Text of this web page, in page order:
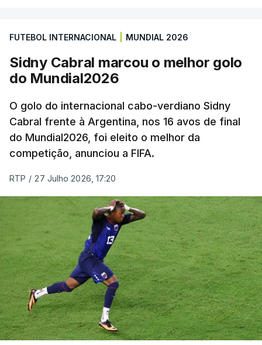
FUTEBOL INTERNACIONAL MUNDIAL 2026
Sidny Cabral marcou o melhor golo
do Mundial2026
O golo do internacional cabo-verdiano Sidny
Cabral frente à Argentina, nos 16 avos de final
do Mundial2026, foi eleito o melhor da
competição, anunciou a FIFA.
RTP / 27 Julho 2026, 17:20